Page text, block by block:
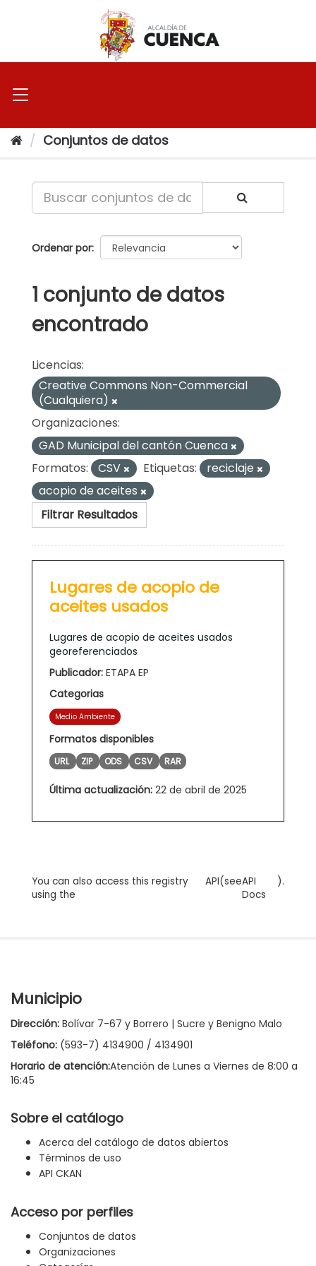
Conjuntos de datos
Ordenar por
1 conjunto de datos
encontrado
Licencias:
Creative Commons Non-Commercial
(Cualquiera)
Organizaciones:
GAD Municipal del cantón Cuenca
Formatos:
CSV Etiquetas:
reciclaje
acopio de aceites
Filtrar Resultados
Lugares de acopio de
aceites usados
Lugares de acopio de aceites usados
georeferenciados
Publicador: ETAPA EP
Categorias
Medio Ambiente
Formatos disponibles
URL ZIP ODS CSV RAR
Última actualización: 22 de abril de 2025
You can also access this registry
using the
API(seeAPI
Docs
).
Municipio
Dirección: Bolívar 7-67 y Borrero | Sucre y Benigno Malo
Teléfono: (593-7) 4134900 / 4134901
Horario de atención:Atención de Lunes a Viernes de 8:00 a
16:45
Sobre el catálogo
Acerca del catálogo de datos abiertos
Términos de uso
API CKAN
Acceso por perfiles
Conjuntos de datos
Organizaciones